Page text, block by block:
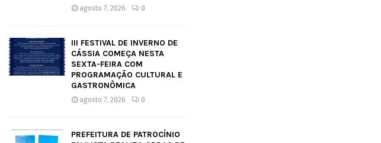
agosto 7, 2026 0
III FESTIVAL DE INVERNO DE
CÁSSIA COMEÇA NESTA
SEXTA-FEIRA COM
PROGRAMAÇÃO CULTURAL E
GASTRONÔMICA
agosto 7, 2026 0
PREFEITURA DE PATROCÍNIO